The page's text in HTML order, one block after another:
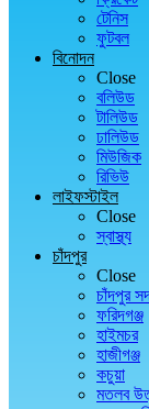
টেনিস
ফুটবল
বিনোদন
Close
বলিউড
টালিউড
ঢালিউড
মিউজিক
রিভিউ
লাইফস্টাইল
Close
স্বাস্থ্য
চাঁদপুর
Close
চাঁদপুর
ফরিদগঞ্জ
হাইমচর
হাজীগঞ্জ
কচুয়া
মতলব